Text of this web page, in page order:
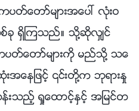
တ္ေတာ္မ်ားအေပၚ လုံးဝ
စ္ခု ရွိၾကသည္။ သို႔ဆိုလွ်င္
ပတ္ေတာ္မ်ားကို မည္သို႔ သေ
အေနျဖင့္ ၎တို႔က ဘုရားႏႈ
သည့္ ရႈေထာင့္ႏွင့္ အျမင္တ